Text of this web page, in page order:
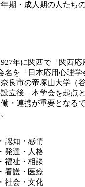
期・成人期の人たち
年に関西で「関西応
名を「日本応用心理
良市の帝塚山大学（
立後，本学会を起点
・連携が重要となる
認知・感情
達・人格
祉・相談
護・医療
社会・文化